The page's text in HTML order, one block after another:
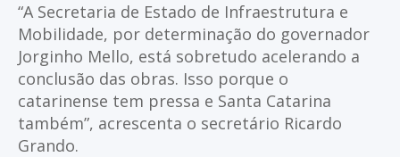
“A Secretaria de Estado de Infraestrutura e
Mobilidade, por determinação do governador
Jorginho Mello, está sobretudo acelerando a
conclusão das obras. Isso porque o
catarinense tem pressa e Santa Catarina
também”, acrescenta o secretário Ricardo
Grando.